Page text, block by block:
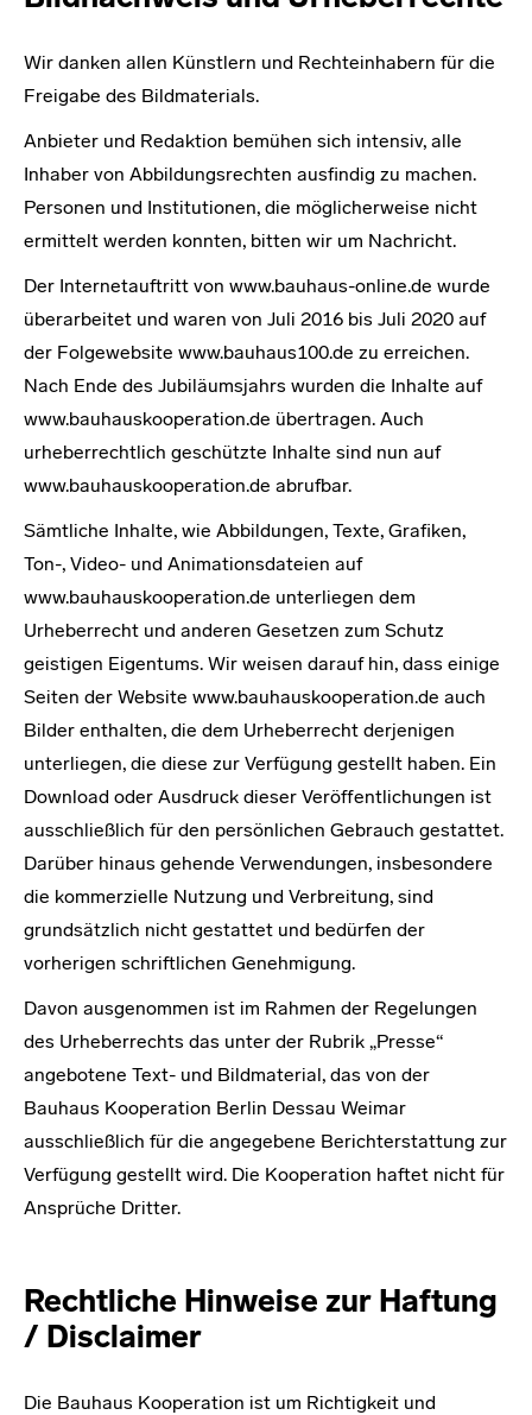
Wir danken allen Künstlern und Rechteinhabern für die
Freigabe des Bildmaterials.
Anbieter und Redaktion bemühen sich intensiv, alle
Inhaber von Abbildungsrechten ausfindig zu machen.
Personen und Institutionen, die möglicherweise nicht
ermittelt werden konnten, bitten wir um Nachricht.
Der Internetauftritt von www.bauhaus-online.de wurde
überarbeitet und waren von Juli 2016 bis Juli 2020 auf
der Folgewebsite www.bauhaus100.de zu erreichen.
Nach Ende des Jubiläumsjahrs wurden die Inhalte auf
www.bauhauskooperation.de übertragen. Auch
urheberrechtlich geschützte Inhalte sind nun auf
www.bauhauskooperation.de abrufbar.
Sämtliche Inhalte, wie Abbildungen, Texte, Grafiken,
Ton-, Video- und Animationsdateien auf
www.bauhauskooperation.de unterliegen dem
Urheberrecht und anderen Gesetzen zum Schutz
geistigen Eigentums. Wir weisen darauf hin, dass einige
Seiten der Website www.bauhauskooperation.de auch
Bilder enthalten, die dem Urheberrecht derjenigen
unterliegen, die diese zur Verfügung gestellt haben. Ein
Download oder Ausdruck dieser Veröffentlichungen ist
ausschließlich für den persönlichen Gebrauch gestattet.
Darüber hinaus gehende Verwendungen, insbesondere
die kommerzielle Nutzung und Verbreitung, sind
grundsätzlich nicht gestattet und bedürfen der
vorherigen schriftlichen Genehmigung.
Davon ausgenommen ist im Rahmen der Regelungen
des Urheberrechts das unter der Rubrik „Presse“
angebotene Text- und Bildmaterial, das von der
Bauhaus Kooperation Berlin Dessau Weimar
ausschließlich für die angegebene Berichterstattung zur
Verfügung gestellt wird. Die Kooperation haftet nicht für
Ansprüche Dritter.
Rechtliche Hinweise zur Haftung
/ Disclaimer
Die Bauhaus Kooperation ist um Richtigkeit und